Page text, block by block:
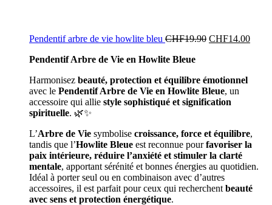
Pendentif arbre de vie howlite bleu CHF19.90 CHF14.00
Pendentif Arbre de Vie en Howlite Bleue
Harmonisez beauté, protection et équilibre émotionnel
avec le Pendentif Arbre de Vie en Howlite Bleue, un
accessoire qui allie style sophistiqué et signification
spirituelle. 🌿✨
L’Arbre de Vie symbolise croissance, force et équilibre,
tandis que l’Howlite Bleue est reconnue pourfavoriser la
paix intérieure, réduire l’anxiété et stimuler la clarté
mentale, apportant sérénité et bonnes énergies au quotidien.
Idéal à porter seul ou en combinaison avec d’autres
accessoires, il est parfait pour ceux qui recherchent beauté
avec sens et protection énergétique.